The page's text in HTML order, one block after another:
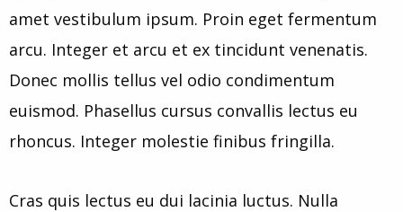
amet vestibulum ipsum. Proin eget fermentum
arcu. Integer et arcu et ex tincidunt venenatis.
Donec mollis tellus vel odio condimentum
euismod. Phasellus cursus convallis lectus eu
rhoncus. Integer molestie finibus fringilla.
Cras quis lectus eu dui lacinia luctus. Nulla